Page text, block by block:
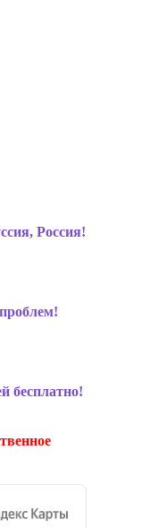
Россия!
бесплатно!